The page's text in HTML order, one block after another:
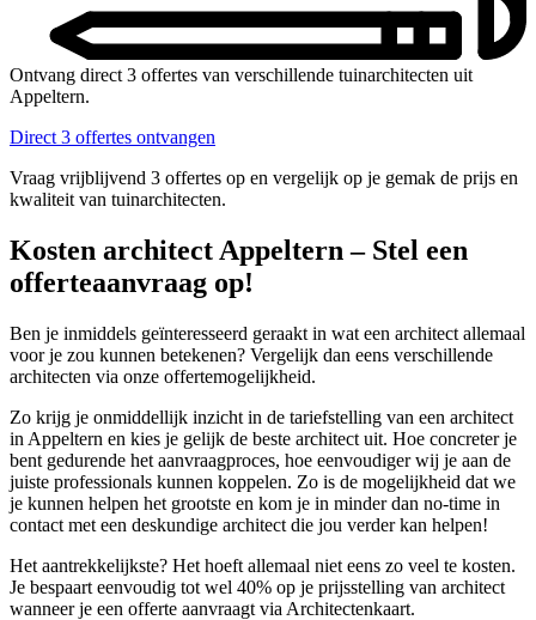
Ontvang direct 3 offertes van verschillende tuinarchitecten uit
Appeltern.
Direct 3 offertes ontvangen
Vraag vrijblijvend 3 offertes op en vergelijk op je gemak de prijs en
kwaliteit van tuinarchitecten.
Kosten architect Appeltern – Stel een
offerteaanvraag op!
Ben je inmiddels geïnteresseerd geraakt in wat een architect allemaal
voor je zou kunnen betekenen? Vergelijk dan eens verschillende
architecten via onze offertemogelijkheid.
Zo krijg je onmiddellijk inzicht in de tariefstelling van een architect
in Appeltern en kies je gelijk de beste architect uit. Hoe concreter je
bent gedurende het aanvraagproces, hoe eenvoudiger wij je aan de
juiste professionals kunnen koppelen. Zo is de mogelijkheid dat we
je kunnen helpen het grootste en kom je in minder dan no-time in
contact met een deskundige architect die jou verder kan helpen!
Het aantrekkelijkste? Het hoeft allemaal niet eens zo veel te kosten.
Je bespaart eenvoudig tot wel 40% op je prijsstelling van architect
wanneer je een offerte aanvraagt via Architectenkaart.